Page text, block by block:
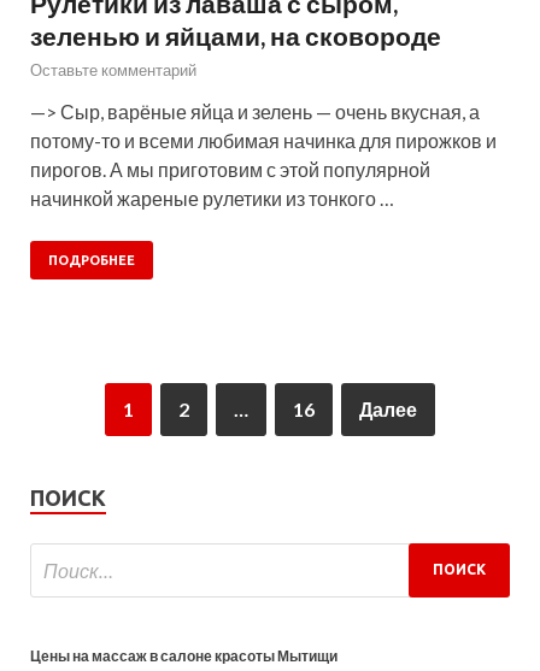
зеленью и яйцами, на сковороде
Оставьте комментарий
—> Сыр, варёные яйца и зелень — очень вкусная, а
потому-то и всеми любимая начинка для пирожков и
пирогов. А мы приготовим с этой популярной
начинкой жареные рулетики из тонкого …
ПОДРОБНЕЕ
1 2 16 Далее
ПОИСК
Цены на массаж в салоне красоты Мытищи